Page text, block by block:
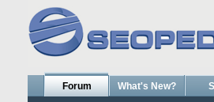
Forum What's New?